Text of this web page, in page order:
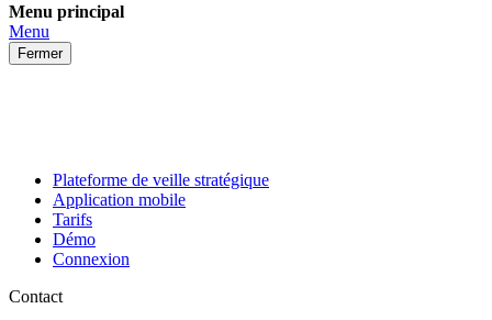
Passer
au
contenu
Menu principal
Menu
Fermer
Plateforme de veille stratégique
Application mobile
Tarifs
Démo
Connexion
Contact